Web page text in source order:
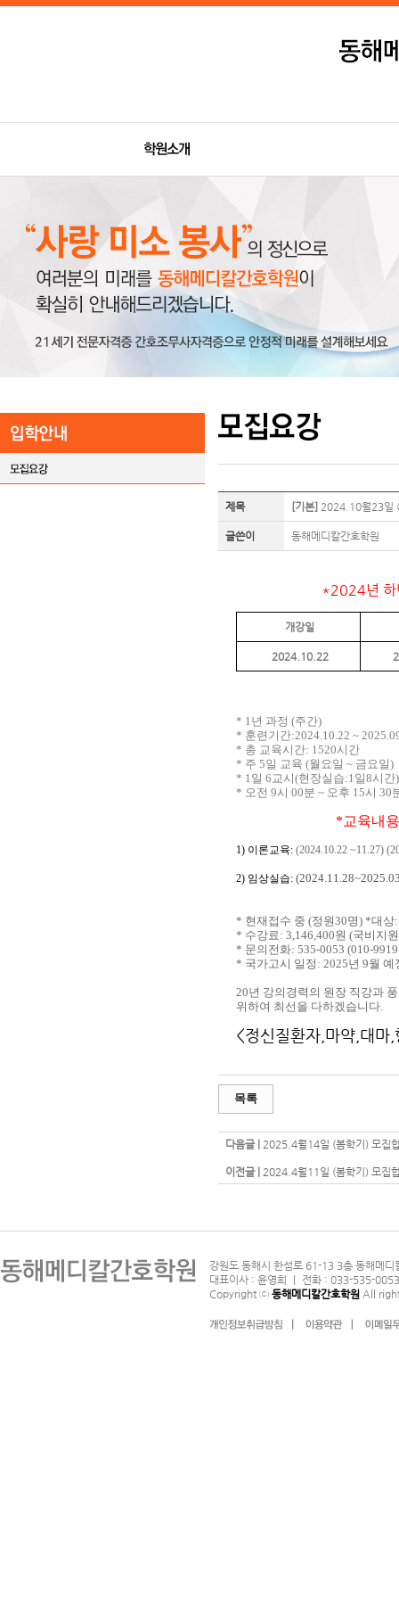
제목 [기본] 2024.10월23일
글쓴이 동해메디칼간호학원
*2024년 하
개강일
2024.10.22
* 1년 과정 (주간)
* 훈련기간:2024.10.22 ~
* 총 교육시간: 1520시간
* 주 5일 교육 (월요일 ~ 금요일)
* 1일 6교시(현장실습:1일8시간)
* 오전 9시 00분 ~ 오후 15시 30
*교육내용
1) 이론교육: (2024.10.22 ~11.27)
2) 임상실습:
* 현재접수 중 (정원30명) *대
* 수강료: 3,146,400원 (국비지
* 문의전화: 535-0053 (010-
* 국가고시 일정: 2025년 9월 예
20년 강의경력의 원장 직강과
위하여 최선을 다하겠습니다.
<정신질환자,마약,대마
목록
다음글 | 2025.4월14일 (봄학기) 모집
이전글 | 2024.4월11일 (봄학기) 모집
강원도 동해시 한섬로 61-13 3층 동해메
대표이사 : 윤영희 ｜ 전화 : 033-535-
Copyright ⓒ 동해메디칼간호학원 All